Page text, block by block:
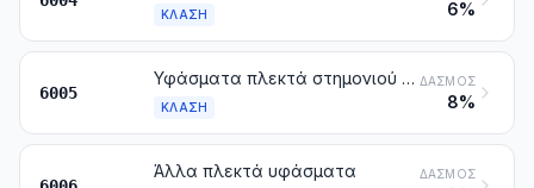
ΚΛΆΣΗ 6%
6005
Υφάσματα πλεκτά στημονιού (στα οποία περιλαμβάνονται και εκείνα που γίνονται σε μηχανές κατασκευής σιριτιών), άλλα από εκείνα των κλάσεων 6001 μέχρι 6004
ΚΛΆΣΗ
ΔΑΣΜΌΣ
8%
Άλλα πλεκτά υφάσματα ΔΑΣΜΌΣ